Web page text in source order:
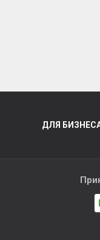
ДЛЯ